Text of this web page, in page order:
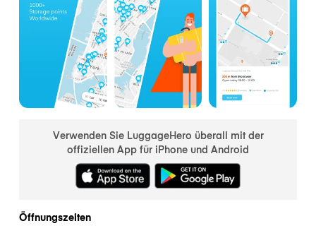
Verwenden Sie LuggageHero überall mit der
offiziellen App für iPhone und Android
Öffnungszeiten